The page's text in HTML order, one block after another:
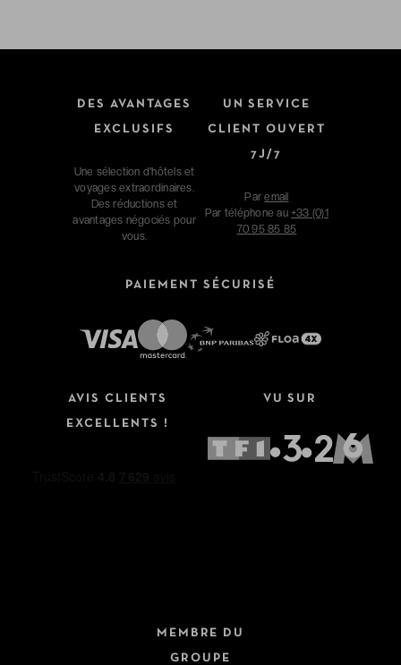
DES AVANTAGES
EXCLUSIFS
Une sélection d'hôtels et
voyages extraordinaires.
Des réductions et
avantages négociés pour
vous.
UN SERVICE
CLIENT OUVERT
7J/7
Paremail
Par téléphone au +33 (0)1
70 95 85 85
PAIEMENT SÉCURISÉ
AVIS CLIENTS
EXCELLENTS !
VU SUR
MEMBRE DU
GROUPE